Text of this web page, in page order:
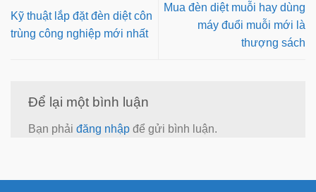
Kỹ thuật lắp đặt đèn diệt côn
trùng công nghiệp mới nhất
Mua đèn diệt muỗi hay dùng
máy đuổi muỗi mới là
thượng sách
Để lại một bình luận
Bạn phải đăng nhập để gửi bình luận.